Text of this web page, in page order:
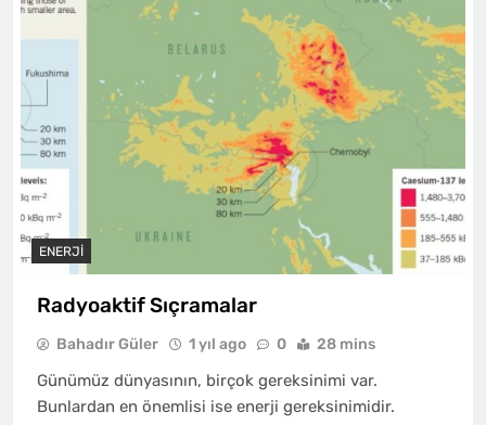
ENERJI
Radyoaktif Sıçramalar
Bahadır Güler 1 yıl ago 0 28 mins
Günümüz dünyasının, birçok gereksinimi var.
Bunlardan en önemlisi ise enerji gereksinimidir.